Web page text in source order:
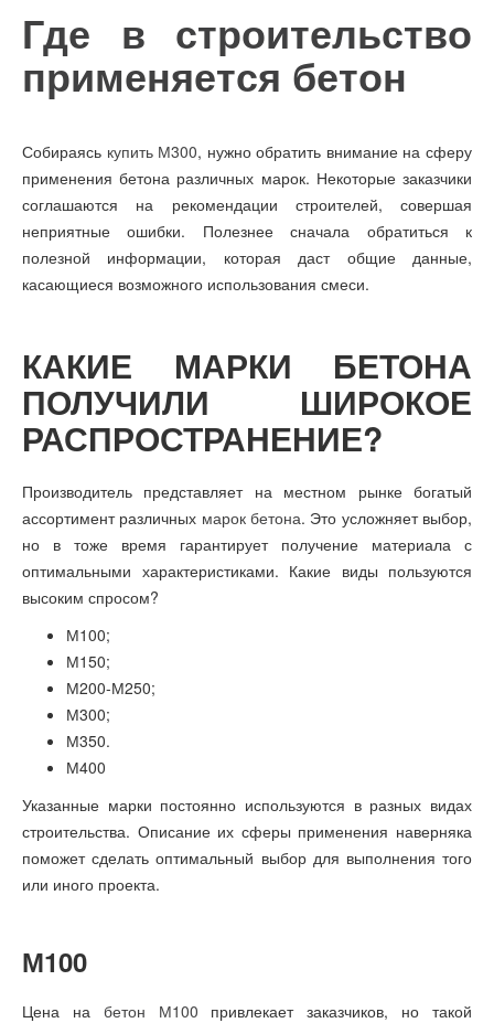
Где в строительство
применяется бетон
Собираясь купить М300, нужно обратить внимание на сферу
применения бетона различных марок. Некоторые заказчики
соглашаются на рекомендации строителей, совершая
неприятные ошибки. Полезнее сначала обратиться к
полезной информации, которая даст общие данные,
касающиеся возможного использования смеси.
КАКИЕ МАРКИ БЕТОНА
ПОЛУЧИЛИ ШИРОКОЕ
РАСПРОСТРАНЕНИЕ?
Производитель представляет на местном рынке богатый
ассортимент различных марок бетона. Это усложняет выбор,
но в тоже время гарантирует получение материала с
оптимальными характеристиками. Какие виды пользуются
высоким спросом?
М100;
М150;
М200-М250;
М300;
М350.
М400
Указанные марки постоянно используются в разных видах
строительства. Описание их сферы применения наверняка
поможет сделать оптимальный выбор для выполнения того
или иного проекта.
М100
Цена на бетон М100 привлекает заказчиков, но такой